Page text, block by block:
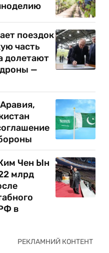
поездок
часть
долетают
—
Чен Ын
млрд
в